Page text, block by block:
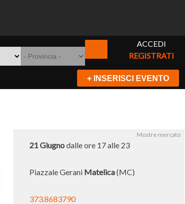
ACCEDI
REGISTRATI
+ INSERISCI EVENTO
Mostre mercato
21 Giugnodalle ore 17 alle 23
Piazzale Gerani Matelica(MC)
373.8683790